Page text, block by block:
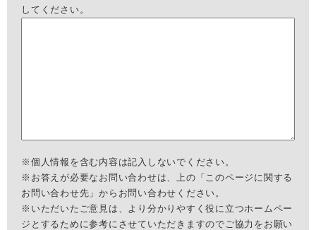
してください。
※個人情報を含む内容は記入しないでください。
※お答えが必要なお問い合わせは、上の「このページに関する
お問い合わせ先」からお問い合わせください。
※いただいたご意見は、より分かりやすく役に立つホームペー
ジとするために参考にさせていただきますのでご協力をお願い